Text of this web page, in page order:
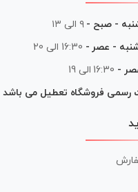
- صبح - ۹ الی ۱۳
- عصر - 16:30 الی 20
- 16:30 الی 19
رسمی فروشگاه تعطیل می باشد